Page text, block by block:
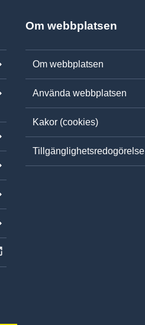
Om webbplatsen
Om webbplatsen
Använda webbplatsen
Kakor (cookies)
Tillgänglighetsredogörelse